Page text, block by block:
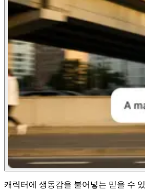
캐릭터에 생동감을 불어넣는 믿을 수